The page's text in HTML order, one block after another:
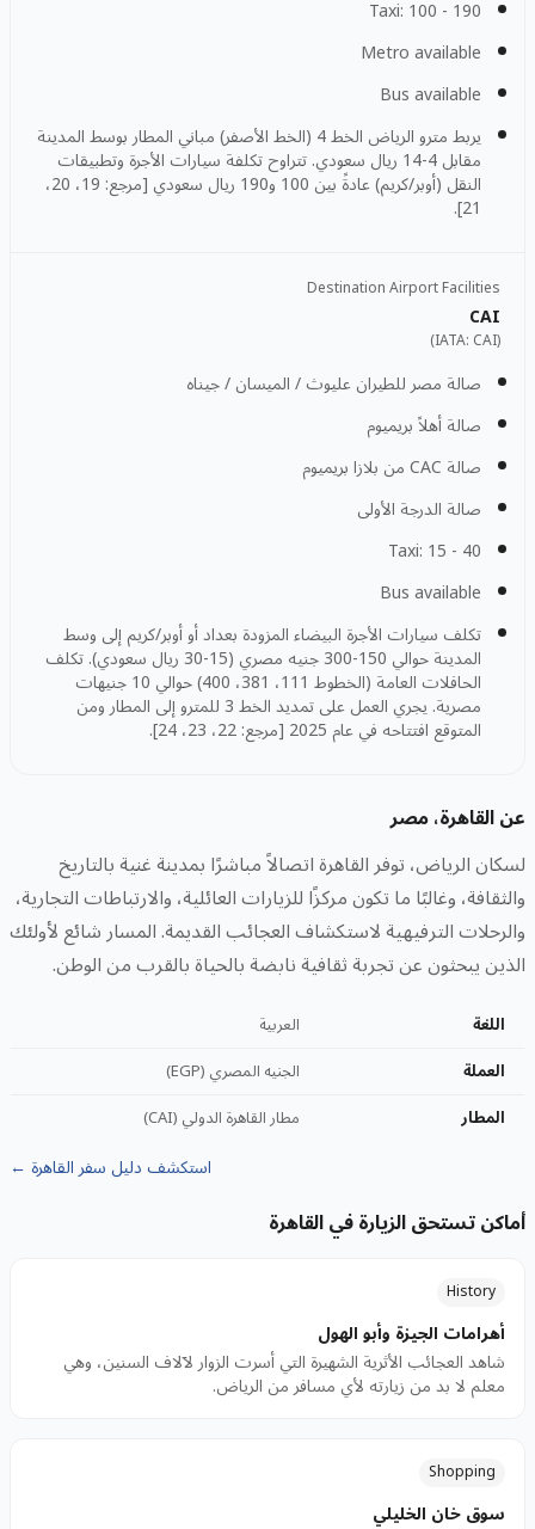
Taxi: 100 - 190
Metro available
Bus available
يربط مترو الرياض الخط 4 (الخط الأصفر) مباني المطار بوسط المدينة
مقابل 4-14 ريال سعودي. تتراوح تكلفة سيارات الأجرة وتطبيقات
النقل (أوبر/كريم) عادةً بين 100 و190 ريال سعودي [مرجع: 19، 20،
21].
Destination Airport Facilities
CAI
(IATA:
CAI
)
صالة مصر للطيران عليوث / الميسان / جيناه
صالة أهلاً بريميوم
صالة CAC من بلازا بريميوم
صالة الدرجة الأولى
Taxi: 15 - 40
Bus available
تكلف سيارات الأجرة البيضاء المزودة بعداد أو أوبر/كريم إلى وسط
المدينة حوالي 150-300 جنيه مصري (15-30 ريال سعودي). تكلف
الحافلات العامة (الخطوط 111، 381، 400) حوالي 10 جنيهات
مصرية. يجري العمل على تمديد الخط 3 للمترو إلى المطار ومن
المتوقع افتتاحه في عام 2025 [مرجع: 22، 23، 24].
عن القاهرة، مصر
لسكان الرياض، توفر القاهرة اتصالاً مباشرًا بمدينة غنية بالتاريخ
والثقافة، وغالبًا ما تكون مركزًا للزيارات العائلية، والارتباطات التجارية،
والرحلات الترفيهية لاستكشاف العجائب القديمة. المسار شائع لأولئك
الذين يبحثون عن تجربة ثقافية نابضة بالحياة بالقرب من الوطن.
اللغة
العربية
العملة
الجنيه المصري (EGP)
المطار
مطار القاهرة الدولي (CAI)
استكشف دليل سفر القاهرة ←
أماكن تستحق الزيارة في القاهرة
History
أهرامات الجيزة وأبو الهول
شاهد العجائب الأثرية الشهيرة التي أسرت الزوار لآلاف السنين، وهي
معلم لا بد من زيارته لأي مسافر من الرياض.
Shopping
سوق خان الخليلي